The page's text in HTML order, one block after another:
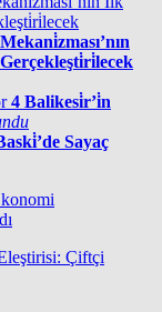
4 Balikesi̇r’i̇n
Sayaç
Çiftçi